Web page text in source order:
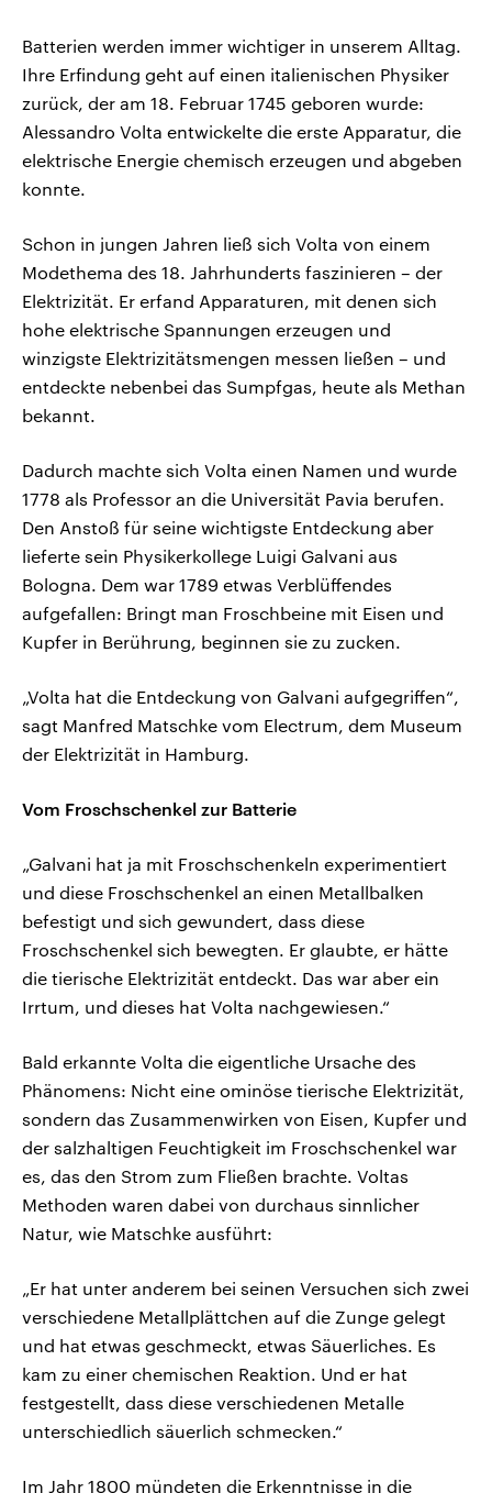
Batterien werden immer wichtiger in unserem Alltag.
Ihre Erfindung geht auf einen italienischen Physiker
zurück, der am 18. Februar 1745 geboren wurde:
Alessandro Volta entwickelte die erste Apparatur, die
elektrische Energie chemisch erzeugen und abgeben
konnte.
Schon in jungen Jahren ließ sich Volta von einem
Modethema des 18. Jahrhunderts faszinieren – der
Elektrizität. Er erfand Apparaturen, mit denen sich
hohe elektrische Spannungen erzeugen und
winzigste Elektrizitätsmengen messen ließen – und
entdeckte nebenbei das Sumpfgas, heute als Methan
bekannt.
Dadurch machte sich Volta einen Namen und wurde
1778 als Professor an die Universität Pavia berufen.
Den Anstoß für seine wichtigste Entdeckung aber
lieferte sein Physikerkollege Luigi Galvani aus
Bologna. Dem war 1789 etwas Verblüffendes
aufgefallen: Bringt man Froschbeine mit Eisen und
Kupfer in Berührung, beginnen sie zu zucken.
„Volta hat die Entdeckung von Galvani aufgegriffen“,
sagt Manfred Matschke vom Electrum, dem Museum
der Elektrizität in Hamburg.
Vom Froschschenkel zur Batterie
„Galvani hat ja mit Froschschenkeln experimentiert
und diese Froschschenkel an einen Metallbalken
befestigt und sich gewundert, dass diese
Froschschenkel sich bewegten. Er glaubte, er hätte
die tierische Elektrizität entdeckt. Das war aber ein
Irrtum, und dieses hat Volta nachgewiesen.“
Bald erkannte Volta die eigentliche Ursache des
Phänomens: Nicht eine ominöse tierische Elektrizität,
sondern das Zusammenwirken von Eisen, Kupfer und
der salzhaltigen Feuchtigkeit im Froschschenkel war
es, das den Strom zum Fließen brachte. Voltas
Methoden waren dabei von durchaus sinnlicher
Natur, wie Matschke ausführt:
„Er hat unter anderem bei seinen Versuchen sich zwei
verschiedene Metallplättchen auf die Zunge gelegt
und hat etwas geschmeckt, etwas Säuerliches. Es
kam zu einer chemischen Reaktion. Und er hat
festgestellt, dass diese verschiedenen Metalle
unterschiedlich säuerlich schmecken.“
Im Jahr 1800 mündeten die Erkenntnisse in die